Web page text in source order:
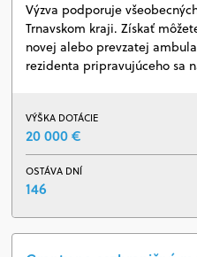
Výzva podporuje
Trnavskom kraji. Získať
novej alebo prevzatej
rezidenta pripravujúceho sa
VÝŠKA DOTÁCIE
20 000 €
OSTÁVA DNÍ
146